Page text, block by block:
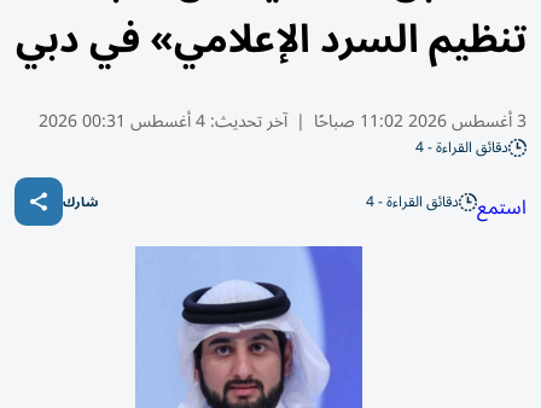
تنظيم السرد الإعلامي» في دبي
3 أغسطس 2026 11:02 صباحًا | آخر تحديث:4 أغسطس 00:31 2026
دقائق القراءة - 4
استمع دقائق القراءة - 4 شارك